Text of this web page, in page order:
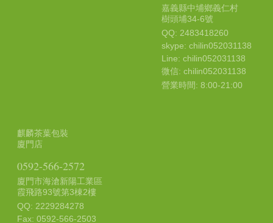
嘉義縣中埔鄉義仁村
樹頭埔34-6號
QQ: 2483418260
skype: chilin052031138
Line: chilin052031138
微信: chilin052031138
營業時間: 8:00-21:00
麒麟茶葉包裝
廈門店
0592-566-2572
廈門市海滄新陽工業區
霞飛路93號第3棟2樓
QQ: 2229284278
Fax: 0592-566-2503